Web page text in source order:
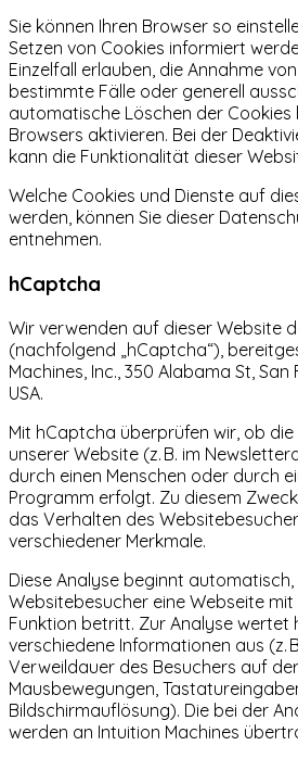
Sie können Ihren Browser so
Setzen von Cookies informiert
Einzelfall erlauben, die Annahme
bestimmte Fälle oder generell
automatische Löschen der Cookies
Browsers aktivieren. Bei der
kann die Funktionalität dieser
Welche Cookies und Dienste auf
werden, können Sie dieser
entnehmen.
hCaptcha
Wir verwenden auf dieser Website
(nachfolgend „hCaptcha“),
Machines, Inc., 350 Alabama St, San
USA.
Mit hCaptcha überprüfen wir, ob
unserer Website (z. B. im
durch einen Menschen oder durch
Programm erfolgt. Zu diesem
das Verhalten des
verschiedener Merkmale.
Diese Analyse beginnt
Websitebesucher eine Webseite
Funktion betritt. Zur Analyse wertet
verschiedene Informationen aus (z.
Verweildauer des Besuchers auf
Mausbewegungen,
Bildschirmauflösung). Die bei der
werden an Intuition Machines